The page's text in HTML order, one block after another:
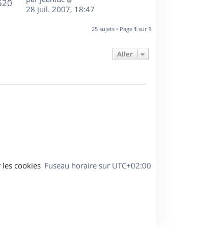
g
e
s
m
ie
28 juil. 2007, 18:47
25 sujets • Page 1 sur 1
Aller
Fuseau horaire sur UTC+02:00
cookies